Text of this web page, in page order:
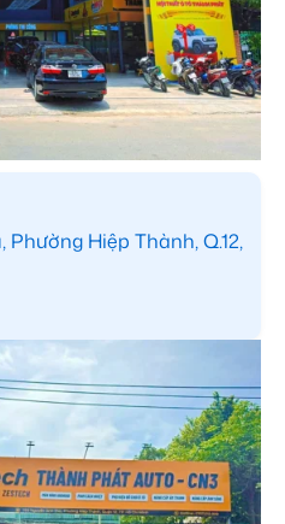
Phường Hiệp Thành, Q.12,